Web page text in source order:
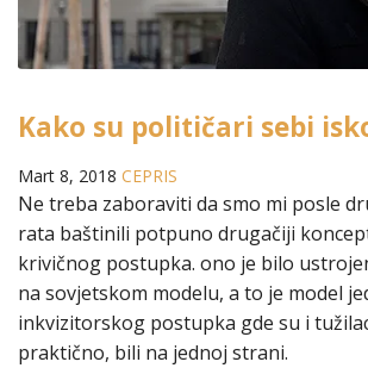
Kako su političari sebi
Mart 8, 2018 CEPRIS
Ne treba zaboraviti da smo mi posle
rata baštinili potpuno drugačiji
krivičnog postupka. ono je bilo
na sovjetskom modelu, a to je model
inkvizitorskog postupka gde su i
praktično, bili na jednoj strani.